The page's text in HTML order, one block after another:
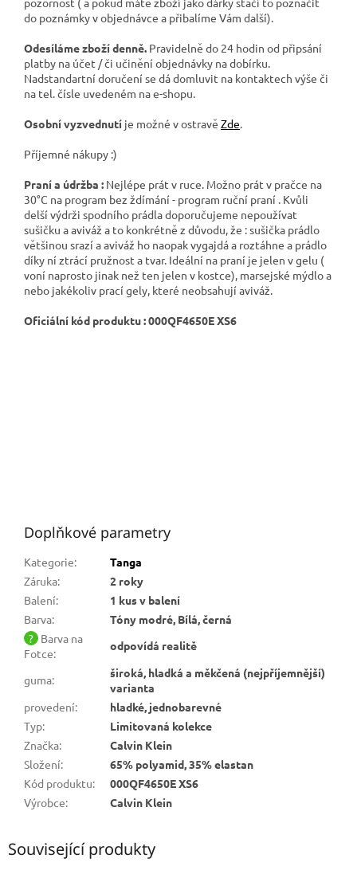
do poznámky v objednávce a přibalíme Vám další).
Odesíláme zboží denně. Pravidelně do 24 hodin od připsání
platby na účet / či učinění objednávky na dobírku.
Nadstandartní doručení se dá domluvit na kontaktech výše či
na tel. čísle uvedeném na e-shopu.
Osobní vyzvednutí je možné v ostravě Zde.
Příjemné nákupy :)
Praní a údržba : Nejlépe prát v ruce. Možno prát v pračce na
30°C na program bez ždímání - program ruční praní . Kvůli
delší výdrži spodního prádla doporučujeme nepoužívat
sušičku a aviváž a to konkrétně z důvodu, že : sušička prádlo
většinou srazí a aviváž ho naopak vygajdá a roztáhne a prádlo
díky ní ztrácí pružnost a tvar. Ideální na praní je jelen v gelu (
voní naprosto jinak než ten jelen v kostce), marsejské mýdlo a
nebo jakékoliv prací gely, které neobsahují aviváž.
Oficiální kód produktu :000QF4650E XS6
Doplňkové parametry
Kategorie:
Tanga
Záruka:
2 roky
Balení:
1 kus v balení
Barva:
Tóny modré, Bílá, černá
? Barva na
Fotce:
odpovídá realitě
guma:
široká, hladká a měkčená (nejpříjemnější)
varianta
provedení:
hladké, jednobarevné
Typ:
Limitovaná kolekce
Značka:
Calvin Klein
Složení:
65% polyamid, 35% elastan
Kód produktu:
000QF4650E XS6
Výrobce: Calvin Klein
Související produkty